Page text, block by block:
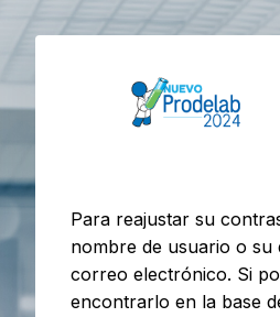
Salta al contenido principal
Para reajustar su
nombre de usuario o su
correo electrónico. Si
encontrarlo en la base